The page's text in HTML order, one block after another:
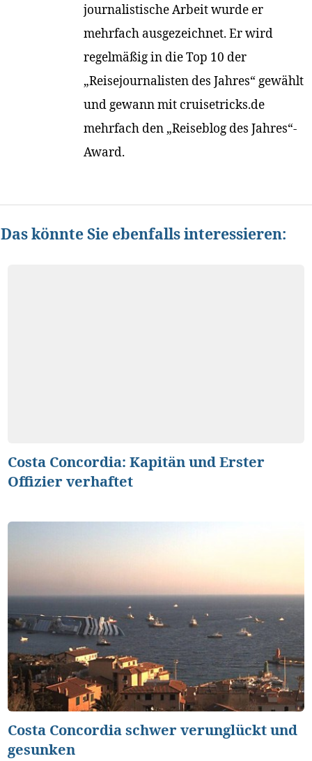
journalistische Arbeit wurde er
mehrfach ausgezeichnet. Er wird
regelmäßig in die Top 10 der
„Reisejournalisten des Jahres“ gewählt
und gewann mit cruisetricks.de
mehrfach den „Reiseblog des Jahres“-
Award.
Das könnte Sie ebenfalls interessieren:
Costa Concordia: Kapitän und Erster
Offizier verhaftet
Costa Concordia schwer verunglückt und
gesunken